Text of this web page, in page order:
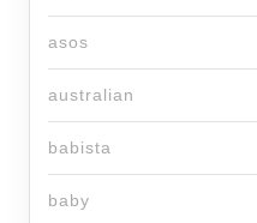
asos
australian
babista
baby